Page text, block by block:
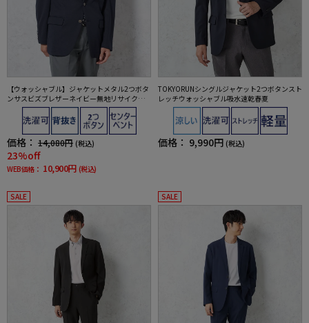
【ウォッシャブル】ジャケットメタル2つボタ
ンサスビズブレザーネイビー無地リサイクル
価格： 14,080円 (税込)
23%off
WEB価格： 10,900円 (税込)
TOKYORUNシングルジャケット2つボタンスト
レッチウォッシャブル吸水速乾春夏
価格： 9,990円 (税込)
SALE SALE